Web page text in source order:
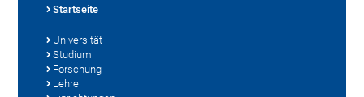
Startseite
Universität
Studium
Forschung
Lehre